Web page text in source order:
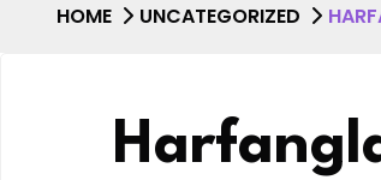
HOME UNCATEGORIZED